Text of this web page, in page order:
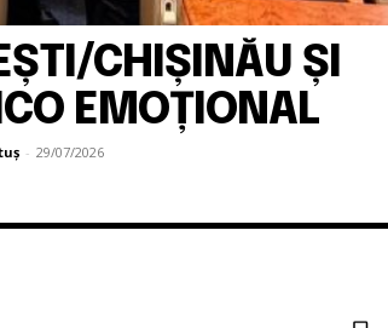
CHIȘINĂU ȘI
EMOȚIONAL
- 29/07/2026